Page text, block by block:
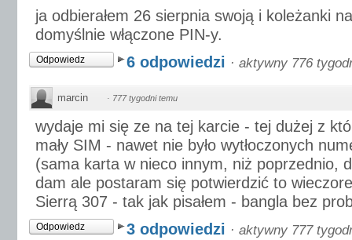
ja odbierałem 26 sierpnia swoją i koleżanki
domyślnie włączone PIN-y.
Odpowiedz 6 odpowiedzi · aktywny 776
marcin · 777 tygodni temu
wydaje mi się ze na tej karcie - tej dużej z
mały SIM - nawet nie było wytłoczonych
(sama karta w nieco innym, niż poprzednio,
dam ale postaram się potwierdzić to
Sierrą 307 - tak jak pisałem - bangla bez
Odpowiedz 3 odpowiedzi · aktywny 777